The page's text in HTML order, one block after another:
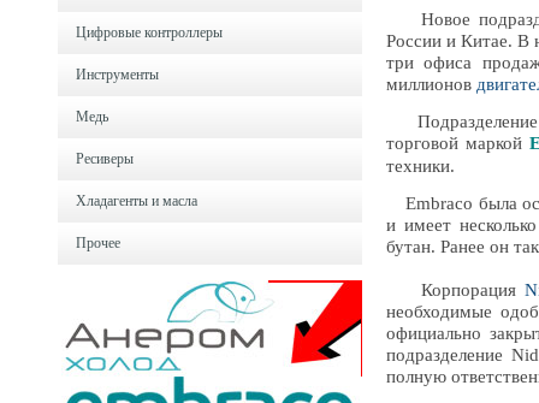
Цифровые контроллеры
Инструменты
Медь
Ресиверы
Хладагенты и масла
Прочее
Новое
России и Китае. В
три офиса
миллионов
Подразделение
торговой маркой
техники.
Embraco была
и имеет
бутан. Ранее он
Корпорация
необходимые
официально
подразделение
полную